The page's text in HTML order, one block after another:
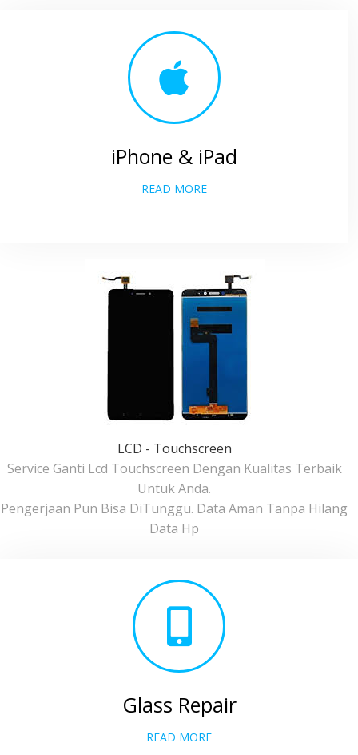
iPhone & iPad
READ MORE
LCD - Touchscreen
Service Ganti Lcd Touchscreen Dengan Kualitas Terbaik
Untuk Anda.
Pengerjaan Pun Bisa DiTunggu. Data Aman Tanpa Hilang
Data Hp
Glass Repair
READ MORE